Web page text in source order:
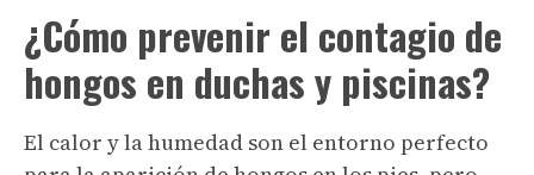
¿Cómo prevenir el contagio de
hongos en duchas y piscinas?
El calor y la humedad son el entorno perfecto